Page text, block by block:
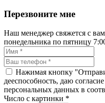
Перезвоните мне
Наш менеджер свяжется с
понедельника по пятницу
Нажимая кнопку
дееспособность, даю
персональных данных в
Число с картинки *